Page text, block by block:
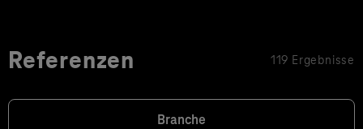
Referenzen 119 Ergebnisse
Branche